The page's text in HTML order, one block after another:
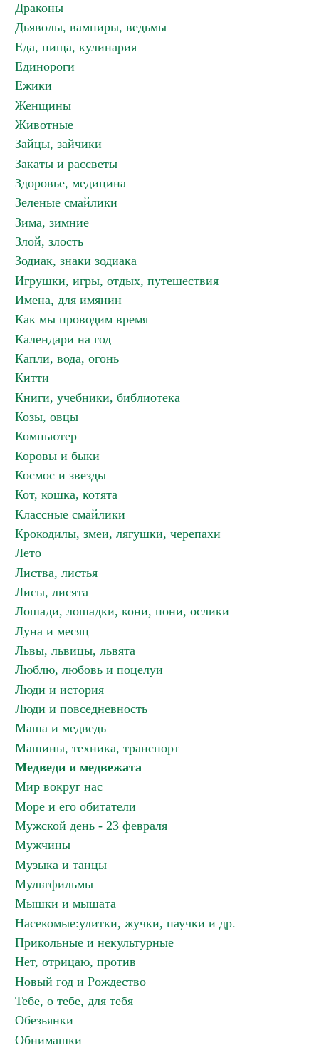
Драконы
Дьяволы, вампиры, ведьмы
Еда, пища, кулинария
Единороги
Ежики
Женщины
Животные
Зайцы, зайчики
Закаты и рассветы
Здоровье, медицина
Зеленые смайлики
Зима, зимние
Злой, злость
Зодиак, знаки зодиака
Игрушки, игры, отдых, путешествия
Имена, для имянин
Как мы проводим время
Календари на год
Капли, вода, огонь
Китти
Книги, учебники, библиотека
Козы, овцы
Компьютер
Коровы и быки
Космос и звезды
Кот, кошка, котята
Классные смайлики
Крокодилы, змеи, лягушки, черепахи
Лето
Листва, листья
Лисы, лисята
Лошади, лошадки, кони, пони, ослики
Луна и месяц
Львы, львицы, львята
Люблю, любовь и поцелуи
Люди и история
Люди и повседневность
Маша и медведь
Машины, техника, транспорт
Медведи и медвежата
Мир вокруг нас
Море и его обитатели
Мужской день - 23 февраля
Мужчины
Музыка и танцы
Мультфильмы
Мышки и мышата
Насекомые:улитки, жучки, паучки и др.
Прикольные и некультурные
Нет, отрицаю, против
Новый год и Рождество
Тебе, о тебе, для тебя
Обезьянки
Обнимашки